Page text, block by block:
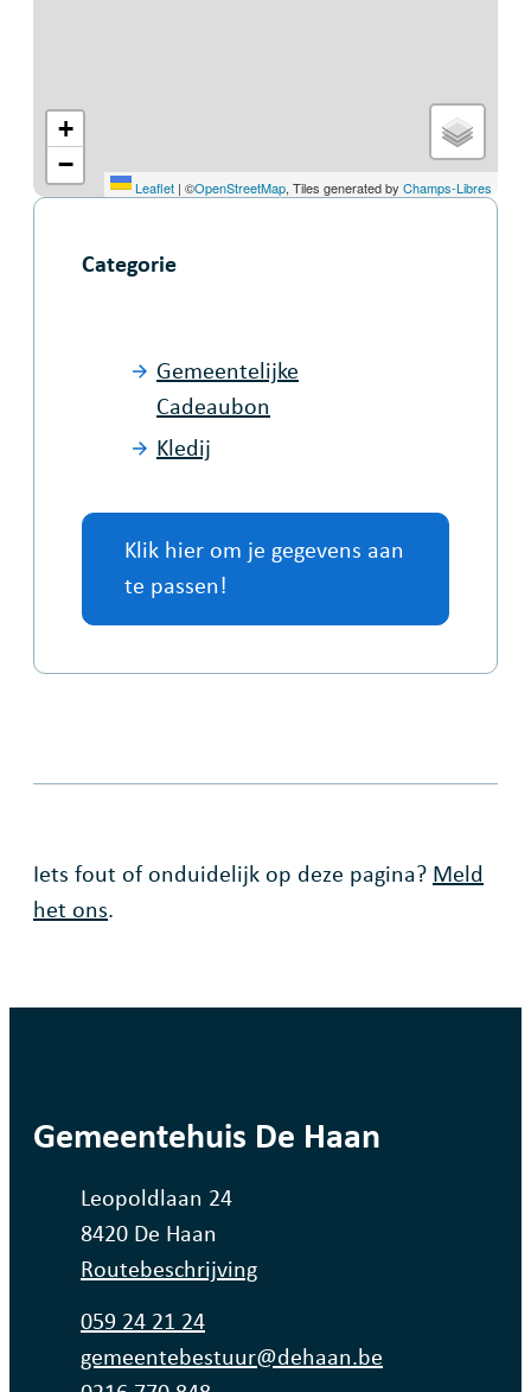
+
−
Leaflet | ©OpenStreetMap, Tiles generated by Champs-Libres
Categorie
Gemeentelijke
Cadeaubon
Kledij
Klik hier om je gegevens aan
te passen!
Fout op deze pagina
Iets fout of onduidelijk op deze pagina? Meld
het ons.
contact
Gemeentehuis De Haan
AdresLeopoldlaan 24
,8420 De Haan
Routebeschrijving
059 24 21 24
E-mailgemeentebestuur@dehaan.be